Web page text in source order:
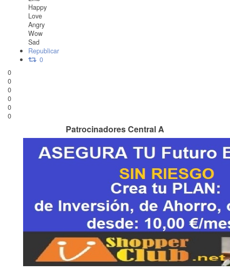
Happy
Love
Angry
Wow
Sad
Republicar
0
0
0
0
0
0
0
Patrocinadores Central A